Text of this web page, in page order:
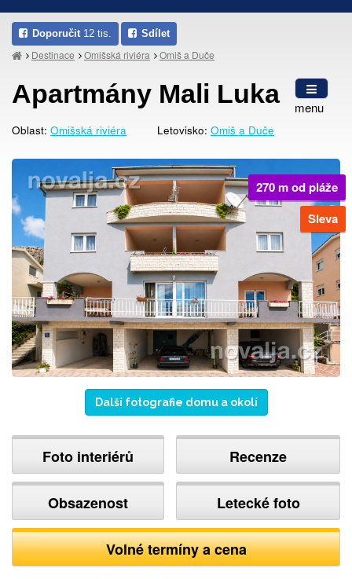
Doporučit 12 tis. Sdílet
Destinace Omišská riviéra Omiš a Duče
menu
Apartmány Mali Luka
Oblast: Omišská riviéra Letovisko: Omiš a Duče
270 m od pláže
Sleva
Další fotografie domu a okolí
Foto interiérů
Obsazenost
Recenze
Letecké foto
Volné termíny a cena